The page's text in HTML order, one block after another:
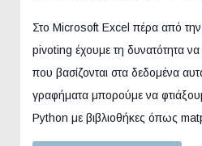
Στο Microsoft Excel πέρα από
pivoting έχουμε τη δυνατότητα
που βασίζονται στα δεδομένα
γραφήματα μπορούμε να
Python με βιβλιοθήκες όπως